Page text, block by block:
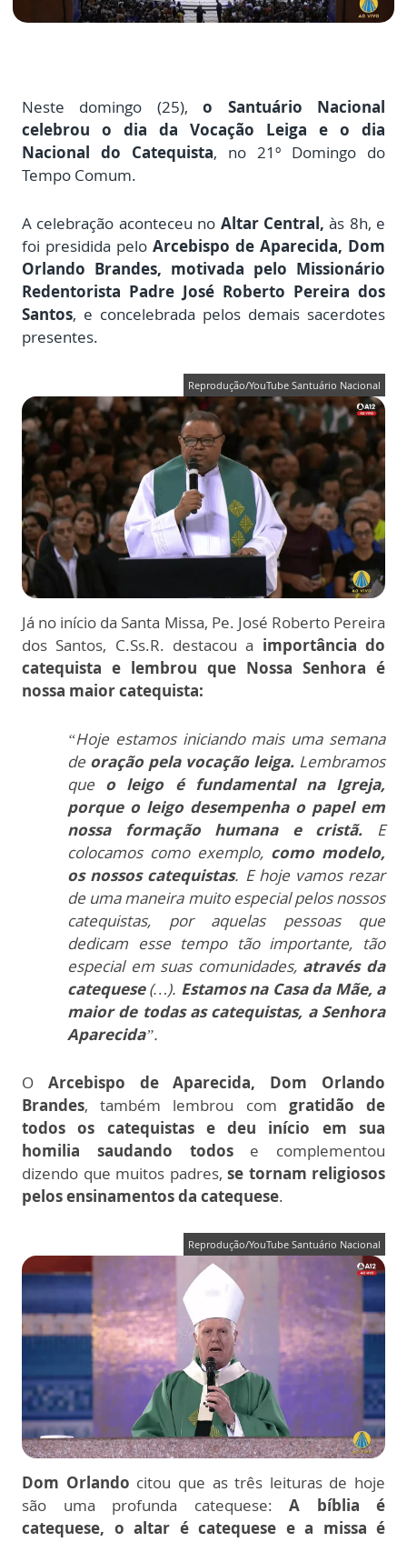
Neste domingo (25),o Santuário Nacional
celebrou o dia da Vocação Leiga e o dia
Nacional do Catequista, no 21º Domingo do
Tempo Comum.
A celebração aconteceu no Altar Central, às 8h, e
foi presidida pelo Arcebispo de Aparecida, Dom
Orlando Brandes, motivada pelo Missionário
Redentorista Padre José Roberto Pereira dos
Santos, e concelebrada pelos demais sacerdotes
presentes.
Reprodução/YouTube Santuário Nacional
Já no início da Santa Missa, Pe. José Roberto Pereira
dos Santos, C.Ss.R. destacou a importância do
catequista e lembrou que Nossa Senhora é
nossa maior catequista:
“Hoje estamos iniciando mais uma semana
de oração pela vocação leiga. Lembramos
que o leigo é fundamental na Igreja,
porque o leigo desempenha o papel em
nossa formação humana e cristã. E
colocamos como exemplo, como modelo,
os nossos catequistas. E hoje vamos rezar
de uma maneira muito especial pelos nossos
catequistas, por aquelas pessoas que
dedicam esse tempo tão importante, tão
especial em suas comunidades, através da
catequese(…). Estamos na Casa da Mãe, a
maior de todas as catequistas, a Senhora
Aparecida”.
O Arcebispo de Aparecida, Dom Orlando
Brandes, também lembrou com gratidão de
todos os catequistas e deu início em sua
homilia saudando todose complementou
dizendo que muitos padres, se tornam religiosos
pelos ensinamentos da catequese.
Reprodução/YouTube Santuário Nacional
Dom Orlando citou que as três leituras de hoje
são uma profunda catequese: A bíblia é
catequese, o altar é catequese e a missa é